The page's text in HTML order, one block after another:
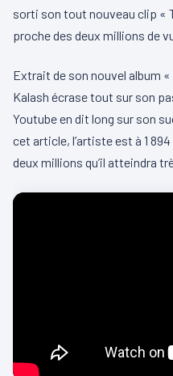
sorti son tout nouveau clip «
proche des deux millions de
Extrait de son nouvel album
Kalash écrase tout sur son
Youtube en dit long sur son
cet article, l’artiste est à 1
deux millions qu’il atteindra